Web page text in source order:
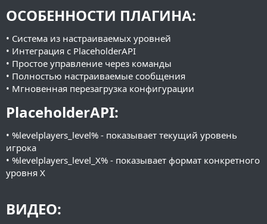
ОСОБЕННОСТИ ПЛАГИНА:​
• Система из настраиваемых уровней
• Интеграция с PlaceholderAPI
• Простое управление через команды
• Полностью настраиваемые сообщения
• Мгновенная перезагрузка конфигурации
PlaceholderAPI:​
• %levelplayers_level% - показывает текущий уровень
игрока
• %levelplayers_level_X% - показывает формат конкретного
уровня X
ВИДЕО:​